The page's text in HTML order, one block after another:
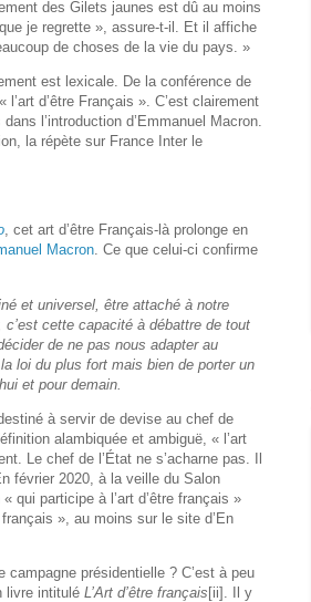
des Gilets jaunes est dû au moins
je regrette », assure-t-il. Et il affiche
de choses de la vie du pays. »
est lexicale. De la conférence de
d’être Français ». C’est clairement
l’introduction d’Emmanuel Macron.
la répète sur France Inter le
, cet art d’être Français-là prolonge en
Macron. Ce que celui-ci confirme
et universel, être attaché à notre
cette capacité à débattre de tout
de ne pas nous adapter au
loi du plus fort mais bien de porter un
et pour demain.
à servir de devise au chef de
alambiquée et ambiguë, « l’art
Le chef de l’État ne s’acharne pas. Il
février 2020, à la veille du Salon
qui participe à l’art d’être français »
», au moins sur le site d’En
campagne présidentielle ? C’est à peu
livre intitulé L’Art d’être français [ii]
. Il y